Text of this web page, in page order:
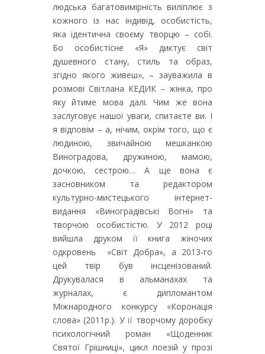
людська багатовимірність виліплює з
кожного із нас індивід, особистість,
яка ідентична своєму творцю – собі.
Бо особистісне «Я» диктує світ
душевного стану, стиль та образ,
згідно якого живеш», – зауважила в
розмові Світлана КЕДИК – жінка, про
яку йтиме мова далі. Чим же вона
заслуговує нашої уваги, спитаєте ви. І
я відповім – а, нічим, окрім того, що є
людиною, звичайною мешканкою
Виноградова, дружиною, мамою,
дочкою, сестрою… А ще вона є
засновником та редактором
культурно-мистецького інтернет-
видання «Виноградівські Вогні» та
творчою особистістю. У 2012 році
вийшла друком її книга жіночих
одкровень «Світ Добра», а 2013-го
цей твір був інсценізований.
Друкувалася в альманахах та
журналах, є дипломантом
Міжнародного конкурсу «Коронація
слова» (2011р.). У її творчому доробку
психологічний роман «Щоденник
Святої Грішниці», цикл поезій у прозі